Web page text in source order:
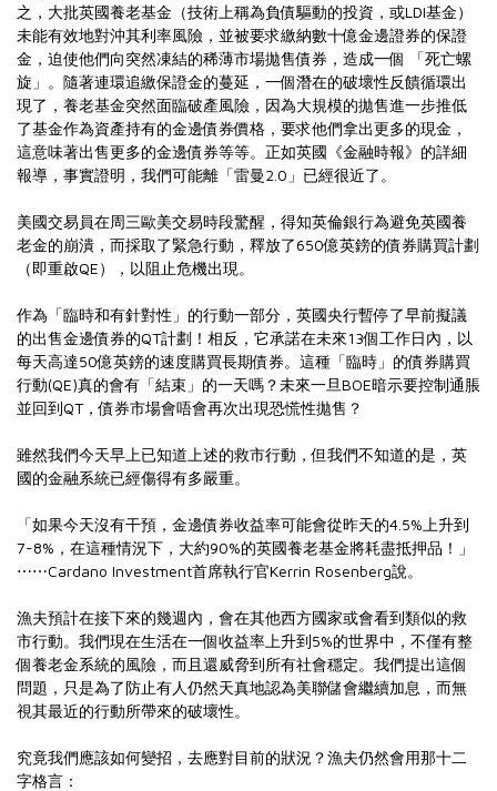
之，大批英國養老基金（技術上稱為負債驅動的投資，或LDI基金）
未能有效地對沖其利率風險，並被要求繳納數十億金邊證券的保證
金，迫使他們向突然凍結的稀薄市場拋售債券，造成一個 「死亡螺
旋」。隨著連環追繳保證金的蔓延，一個潛在的破壞性反饋循環出
現了，養老基金突然面臨破產風險，因為大規模的拋售進一步推低
了基金作為資產持有的金邊債券價格，要求他們拿出更多的現金，
這意味著出售更多的金邊債券等等。正如英國《金融時報》的詳細
報導，事實證明，我們可能離「雷曼2.0」已經很近了。
美國交易員在周三歐美交易時段驚醒，得知英倫銀行為避免英國養
老金的崩潰，而採取了緊急行動，釋放了650億英鎊的債券購買計劃
（即重啟QE），以阻止危機出現。
作為「臨時和有針對性」的行動一部分，英國央行暫停了早前擬議
的出售金邊債券的QT計劃！相反，它承諾在未來13個工作日內，以
每天高達50億英鎊的速度購買長期債券。這種「臨時」的債券購買
行動(QE)真的會有「結束」的一天嗎？未來一旦BOE暗示要控制通脹
並回到QT，債券市場會唔會再次出現恐慌性拋售？
雖然我們今天早上已知道上述的救市行動，但我們不知道的是，英
國的金融系統已經傷得有多嚴重。
「如果今天沒有干預，金邊債券收益率可能會從昨天的4.5%上升到
7-8%，在這種情況下，大約90%的英國養老基金將耗盡抵押品！」
⋯⋯Cardano Investment首席執行官Kerrin Rosenberg說。
漁夫預計在接下來的幾週內，會在其他西方國家或會看到類似的救
市行動。我們現在生活在一個收益率上升到5%的世界中，不僅有整
個養老金系統的風險，而且還威脅到所有社會穩定。我們提出這個
問題，只是為了防止有人仍然天真地認為美聯儲會繼續加息，而無
視其最近的行動所帶來的破壞性。
究竟我們應該如何變招，去應對目前的狀況？漁夫仍然會用那十二
字格言：